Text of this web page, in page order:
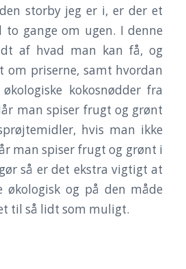
storby jeg er i, er der et
to gange om ugen. I denne
af hvad man kan få, og
priserne, samt hvordan
kokosnødder fra
man spiser frugt og grønt
hvis man ikke
man spiser frugt og grønt i
så er det ekstra vigtigt at
økologisk og på den måde
til så lidt som muligt.